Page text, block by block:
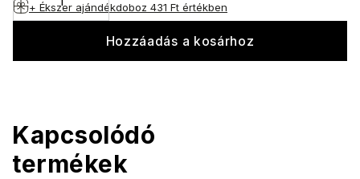
Hozzáadás a kosárhoz
+ Ékszer ajándékdoboz 431 Ft értékben
Kapcsolódó
termékek